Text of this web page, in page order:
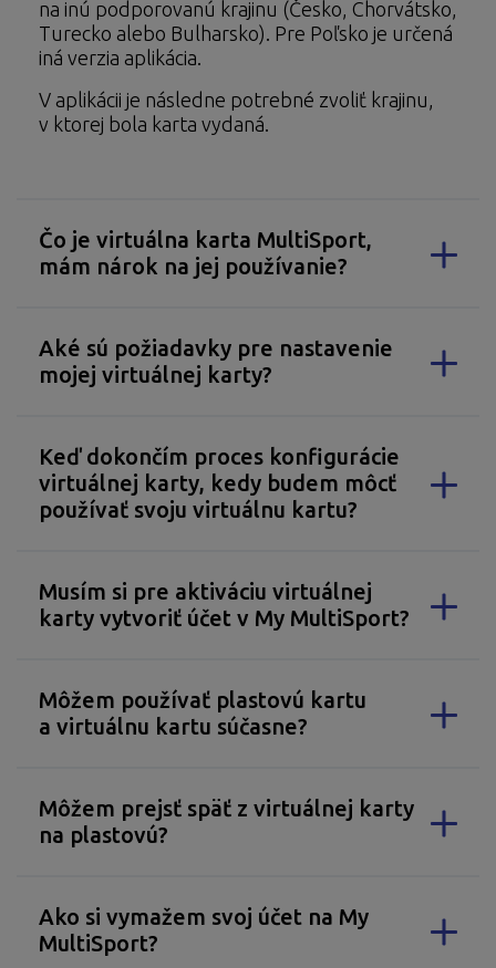
na inú podporovanú krajinu (Česko, Chorvátsko,
Turecko alebo Bulharsko). Pre Poľsko je určená
iná verzia aplikácia.
V aplikácii je následne potrebné zvoliť krajinu,
v ktorej bola karta vydaná.
Čo je virtuálna karta MultiSport,
mám nárok na jej používanie?
Aké sú požiadavky pre nastavenie
mojej virtuálnej karty?
Keď dokončím proces konfigurácie
virtuálnej karty, kedy budem môcť
používať svoju virtuálnu kartu?
Musím si pre aktiváciu virtuálnej
karty vytvoriť účet v My MultiSport?
Môžem používať plastovú kartu
a virtuálnu kartu súčasne?
Môžem prejsť späť z virtuálnej karty
na plastovú?
Ako si vymažem svoj účet na My
MultiSport?